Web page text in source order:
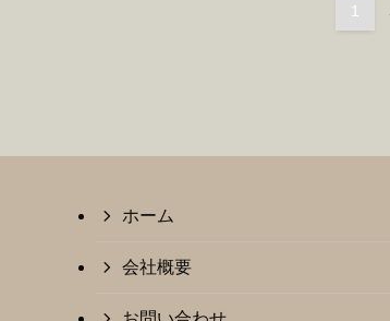
1
ホーム
会社概要